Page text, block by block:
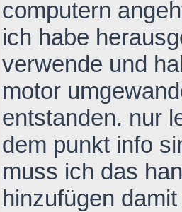
computern
ich habe
verwende und
motor
entstanden. nur
dem punkt info
muss ich das
hinzufügen